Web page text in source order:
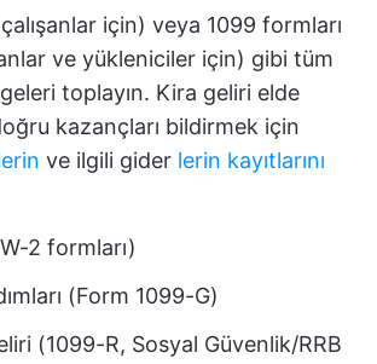
için) veya 1099 formları
ve yükleniciler için) gibi tüm
toplayın. Kira geliri elde
kazançları bildirmek için
ve ilgili gider lerin kayıtlarını
2 formları)
(Form 1099-G)
(1099-R, Sosyal Güvenlik/RRB